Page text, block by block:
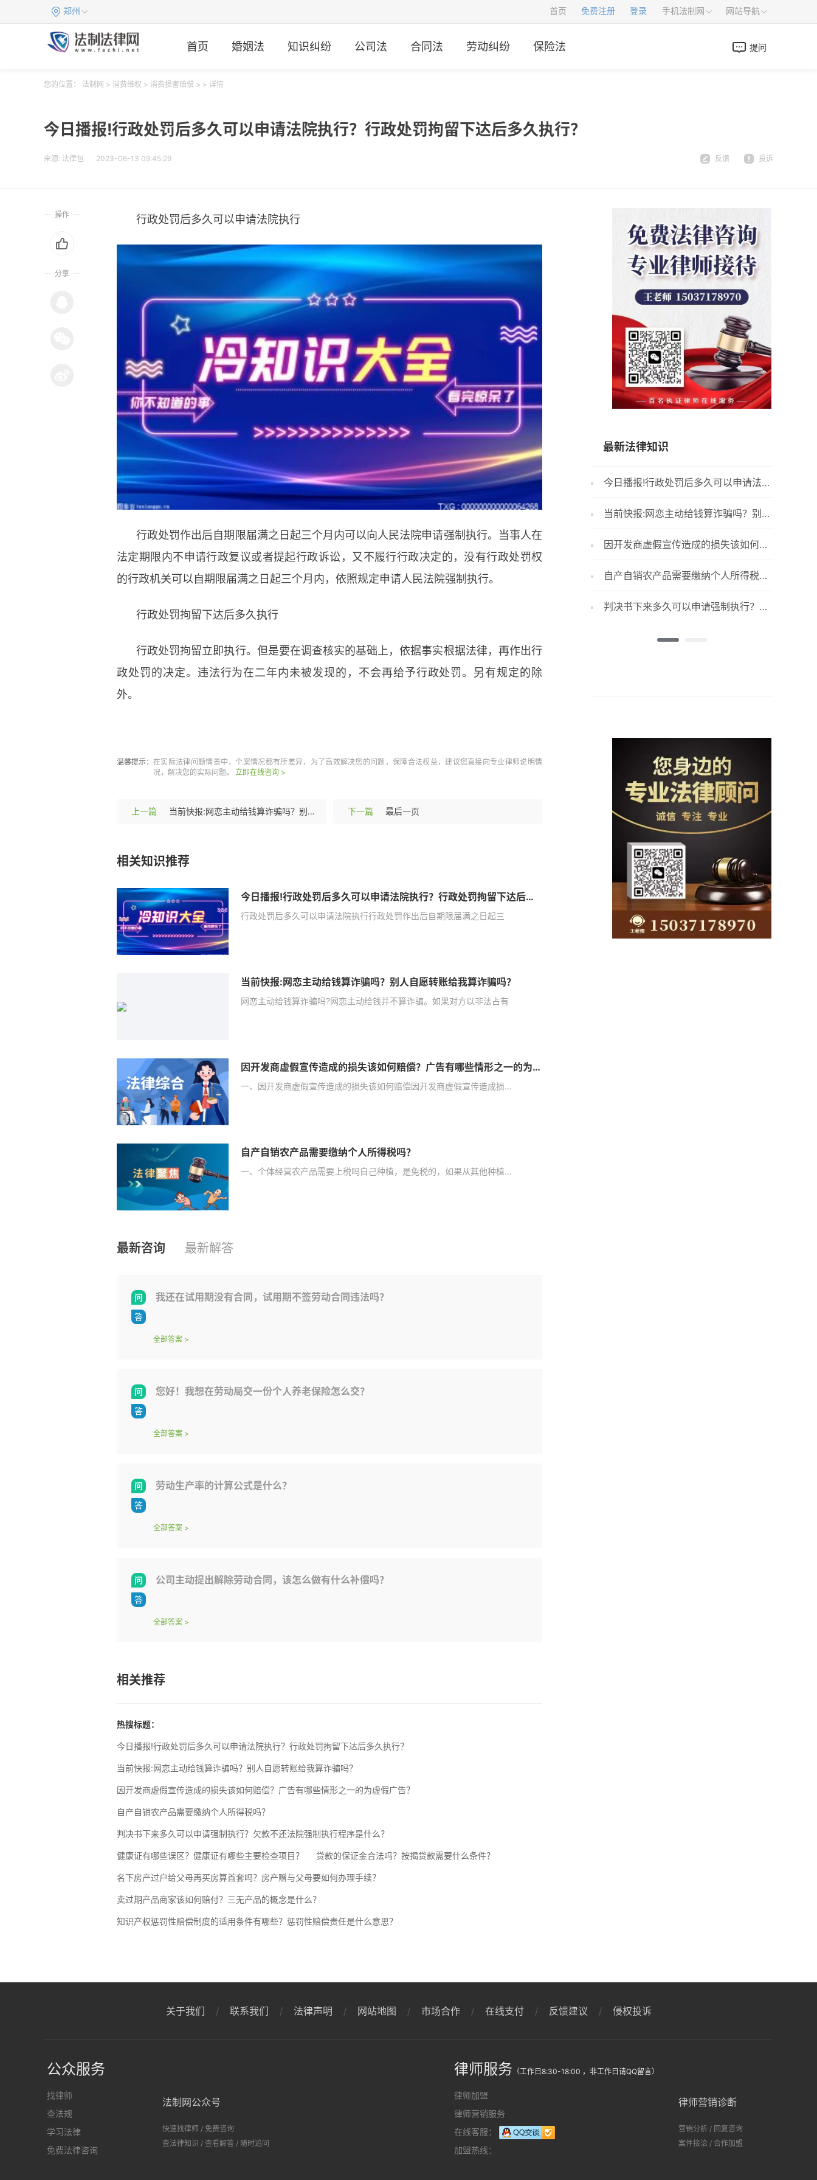
郑州 首页 免费注册 登录 手机法制网 网站导航
首页 婚姻法 知识纠纷 公司法 合同法 劳动纠纷 保险法 提问
您的位置： 法制网 > 消费维权 > 消费损害赔偿 > > 详情
今日播报!行政处罚后多久可以申请法院执行？行政处罚拘留下达后多久执行？
来源: 法律包 2023-06-13 09:45:29 反馈 投诉
行政处罚后多久可以申请法院执行
行政处罚作出后自期限届满之日起三个月内可以向人民法院申请强制执行。当事人在
法定期限内不申请行政复议或者提起行政诉讼，又不履行行政决定的，没有行政处罚权
的行政机关可以自期限届满之日起三个月内，依照规定申请人民法院强制执行。
行政处罚拘留下达后多久执行
行政处罚拘留立即执行。但是要在调查核实的基础上，依据事实根据法律，再作出行
政处罚的决定。违法行为在二年内未被发现的，不会再给予行政处罚。另有规定的除
外。
温馨提示： 在实际法律问题情景中，个案情况都有所差异，为了高效解决您的问题，保障合法权益，建议您直接向专业律师说明情
况，解决您的实际问题。 立即在线咨询 >
上一篇 当前快报:网恋主动给钱算诈骗吗？别人自愿转账给我算诈骗吗？ 下一篇 最后一页
相关知识推荐
今日播报!行政处罚后多久可以申请法院执行？行政处罚拘留下达后多久执行？
行政处罚后多久可以申请法院执行行政处罚作出后自期限届满之日起三
当前快报:网恋主动给钱算诈骗吗？别人自愿转账给我算诈骗吗？
网恋主动给钱算诈骗吗?网恋主动给钱并不算诈骗。如果对方以非法占有
因开发商虚假宣传造成的损失该如何赔偿？广告有哪些情形之一的为虚假广告？
一、因开发商虚假宣传造成的损失该如何赔偿因开发商虚假宣传造成损...
自产自销农产品需要缴纳个人所得税吗？
一、个体经营农产品需要上税吗自己种植，是免税的，如果从其他种植...
最新咨询 最新解答
我还在试用期没有合同，试用期不签劳动合同违法吗？
全部答案 >
您好！我想在劳动局交一份个人养老保险怎么交？
全部答案 >
劳动生产率的计算公式是什么？
全部答案 >
公司主动提出解除劳动合同，该怎么做有什么补偿吗？
全部答案 >
相关推荐
热搜标题：
今日播报!行政处罚后多久可以申请法院执行？行政处罚拘留下达后多久执行？
当前快报:网恋主动给钱算诈骗吗？别人自愿转账给我算诈骗吗？
因开发商虚假宣传造成的损失该如何赔偿？广告有哪些情形之一的为虚假广告？
自产自销农产品需要缴纳个人所得税吗？
判决书下来多久可以申请强制执行？欠款不还法院强制执行程序是什么？
健康证有哪些误区？健康证有哪些主要检查项目？ 贷款的保证金合法吗？按揭贷款需要什么条件？
名下房产过户给父母再买房算首套吗？房产赠与父母要如何办理手续？
卖过期产品商家该如何赔付？三无产品的概念是什么？
知识产权惩罚性赔偿制度的适用条件有哪些？惩罚性赔偿责任是什么意思？
操作
分享
最新法律知识
今日播报!行政处罚后多久可以申请法院
执行？行政处罚拘留下达后多久执行？
当前快报:网恋主动给钱算诈骗吗？别人
自愿转账给我算诈骗吗？
因开发商虚假宣传造成的损失该如何赔
偿？广告有哪些情形之一的为虚假广告？
自产自销农产品需要缴纳个人所得税
吗？判决书下来多久可以申请强制执行？欠
款不还法院强制执行程序是什么？
关于我们 联系我们 法律声明 网站地图 市场合作 在线支付 反馈建议 侵权投诉
公众服务
找律师
查法规
学习法律
免费法律咨询
法制网公众号
快速找律师 / 免费咨询
查法律知识 / 查看解答 / 随时追问
律师服务 （工作日8:30-18:00 ，非工作日请QQ留言）
律师加盟
律师营销服务
在线客服：
加盟热线：
律师营销诊断
营销分析 / 回复咨询
案件接洽 / 合作加盟